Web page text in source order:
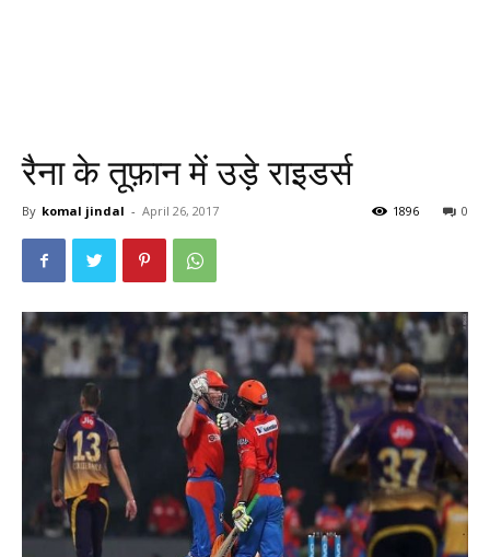
रैना के तूफ़ान में उड़े राइडर्स
By komal jindal - April 26, 2017 0
1896